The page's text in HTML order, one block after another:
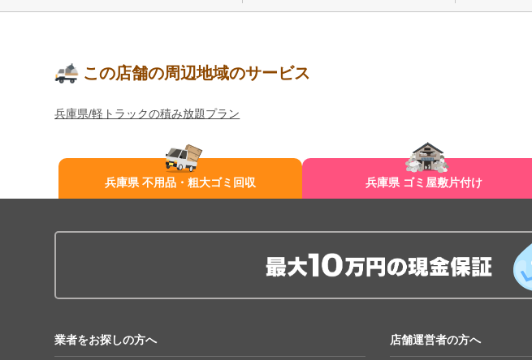
この店舗の周辺地域のサービス
兵庫県/軽トラックの積み放題プラン
兵庫県 不用品・粗大ゴミ回収 兵庫県 ゴミ屋敷片付け
業者をお探しの方へ 店舗運営者の方へ